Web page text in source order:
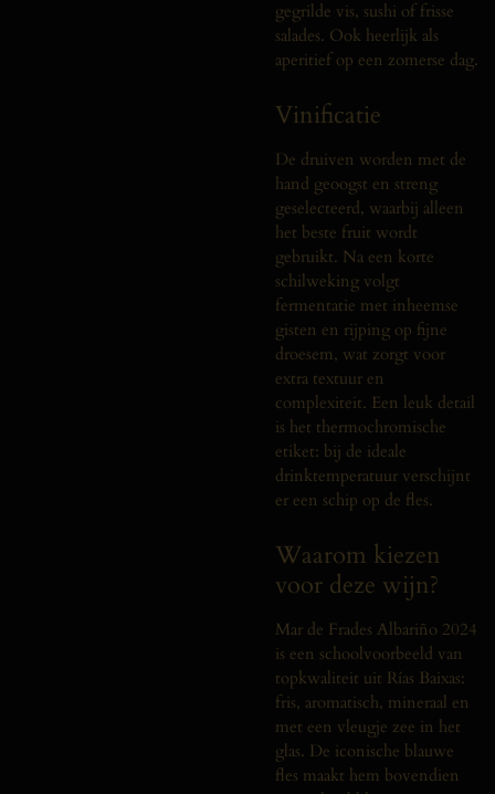
gegrilde vis, sushi of frisse
salades. Ook heerlijk als
aperitief op een zomerse dag.
Vinificatie
De druiven worden met de
hand geoogst en streng
geselecteerd, waarbij alleen
het beste fruit wordt
gebruikt. Na een korte
schilweking volgt
fermentatie met inheemse
gisten en rijping op fijne
droesem, wat zorgt voor
extra textuur en
complexiteit. Een leuk detail
is het thermochromische
etiket: bij de ideale
drinktemperatuur verschijnt
er een schip op de fles.
Waarom kiezen
voor deze wijn?
Mar de Frades Albariño 2024
is een schoolvoorbeeld van
topkwaliteit uit Rías Baixas:
fris, aromatisch, mineraal en
met een vleugje zee in het
glas. De iconische blauwe
fles maakt hem bovendien